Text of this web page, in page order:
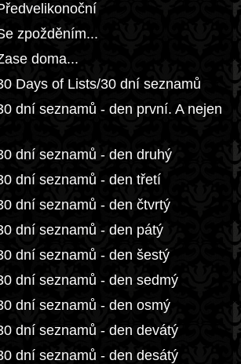
zpožděním...
doma...
Days of Lists/30 dní seznamů
dní seznamů - den první. A nejen
dní seznamů - den druhý
dní seznamů - den třetí
dní seznamů - den čtvrtý
dní seznamů - den pátý
dní seznamů - den šestý
dní seznamů - den sedmý
dní seznamů - den osmý
dní seznamů - den devátý
dní seznamů - den desátý